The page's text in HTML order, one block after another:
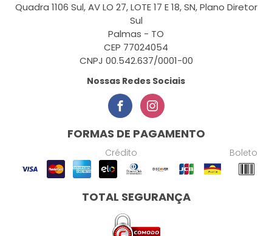
Quadra 1106 Sul, AV LO 27, LOTE 17 E 18, SN, Plano Diretor
Sul
Palmas - TO
CEP 77024054
CNPJ 00.542.637/0001-00
Nossas Redes Sociais
FORMAS DE PAGAMENTO
Crédito Boleto
TOTAL SEGURANÇA